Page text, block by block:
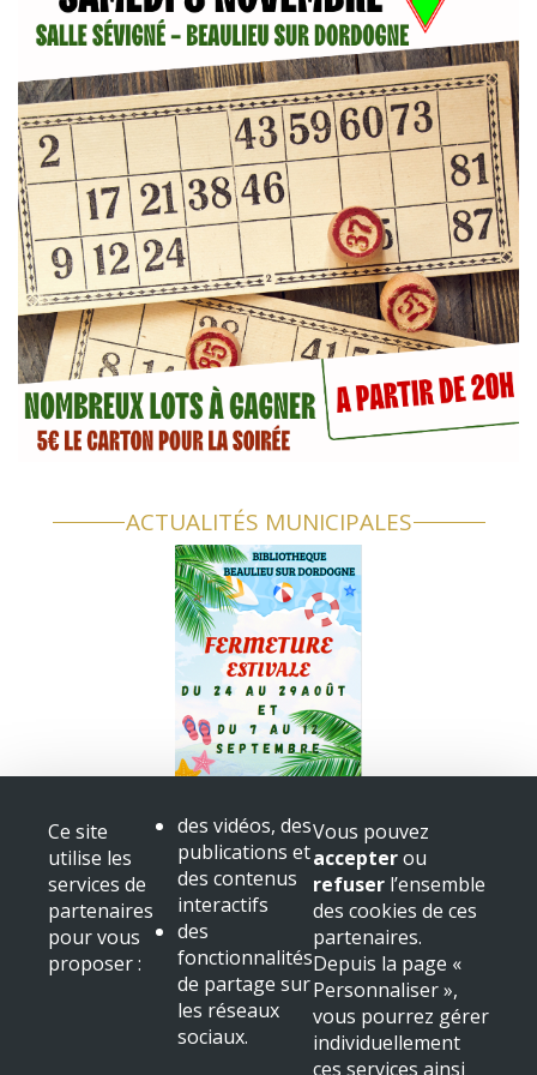
ACTUALITÉS MUNICIPALES
Fermeture bibliothèque
Congès
+ voir toutes les actualités
Mairie de Beaulieu sur Dordogne
Place Albert
19120 Beaulieu sur Dordogne
NOUS LOCALISER
Ce site
utilise les
services de
partenaires
pour vous
proposer :
des vidéos, des
publications et
des contenus
interactifs
des
fonctionnalités
de partage sur
les réseaux
sociaux.
Vous pouvez
accepterou
refuser l’ensemble
des cookies de ces
partenaires.
Depuis la page «
Personnaliser »,
vous pourrez gérer
individuellement
ces services ainsi